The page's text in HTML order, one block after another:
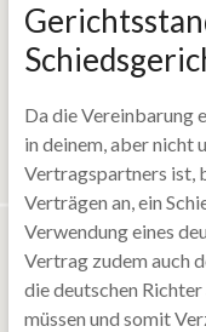
Da die Vereinbarung
in deinem, aber nicht
Vertragspartners ist,
Verträgen an, ein
Verwendung eines
Vertrag zudem auch
die deutschen
müssen und somit